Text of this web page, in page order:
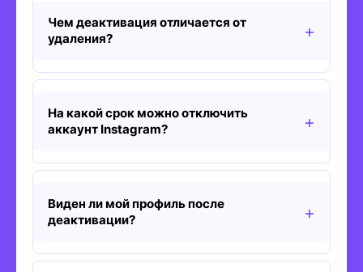
Чем деактивация отличается от
удаления?
На какой срок можно отключить
аккаунт Instagram?
Виден ли мой профиль после
деактивации?